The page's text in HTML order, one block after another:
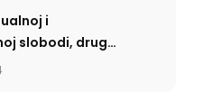
i
slobodi, druge
teatra